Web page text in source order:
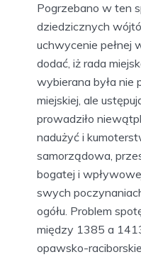
Pogrzebano w ten
dziedzicznych
uchwycenie pełnej
dodać, iż rada
wybierana była nie
miejskiej, ale
prowadziło
nadużyć i
samorządowa,
bogatej i
swych
ogółu. Problem
między 1385 a
opawsko-